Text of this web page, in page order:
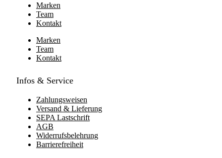
Marken
Team
Kontakt
Marken
Team
Kontakt
Infos & Service
Zahlungsweisen
Versand & Lieferung
SEPA Lastschrift
AGB
Widerrufsbelehrung
Barrierefreiheit